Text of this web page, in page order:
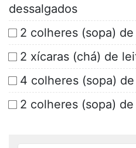
dessalgados
2 colheres (sopa)
2 xícaras (chá) de
4 colheres (sopa)
2 colheres (sopa) de